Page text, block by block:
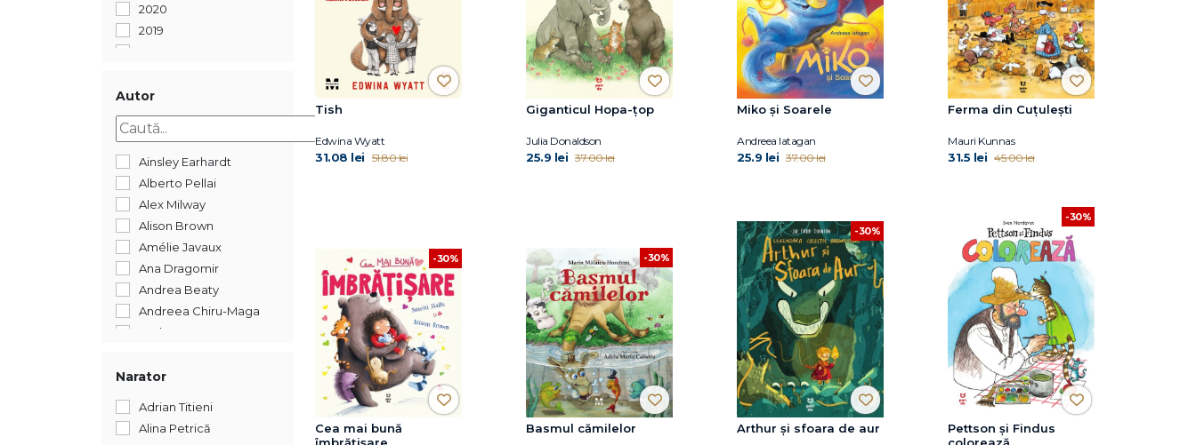
2020
2019
2016
2015
Autor
Ainsley Earhardt
Alberto Pellai
Alex Milway
Alison Brown
Amélie Javaux
Ana Dragomir
Andrea Beaty
Andreea Chiru-Maga
Andreea Iatagan
Anika Aldamuy Denise
Narator
Adrian Titieni
Alina Petrică
Tish
Edwina Wyatt
31.08 lei 51.80 lei
Giganticul Hopa-țop
Julia Donaldson
25.9 lei 37.00 lei
Miko și Soarele
Andreea Iatagan
25.9 lei 37.00 lei
Ferma din Cuțulești
Mauri Kunnas
31.5 lei 45.00 lei
-30%
Cea mai bună
îmbrățișare
-30%
Basmul cămilelor
-30%
Arthur și sfoara de aur
-30%
Pettson și Findus
colorează